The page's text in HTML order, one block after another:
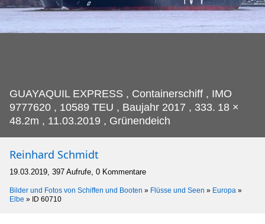
GUAYAQUIL EXPRESS , Containerschiff , IMO
9777620 , 10589 TEU , Baujahr 2017 , 333. 18 ×
48.2m , 11.03.2019 , Grünendeich
Reinhard Schmidt
19.03.2019, 397 Aufrufe, 0 Kommentare
Bilder und Fotos von Schiffen und Booten » Flüsse und Seen » Europa »
Elbe » ID 60710